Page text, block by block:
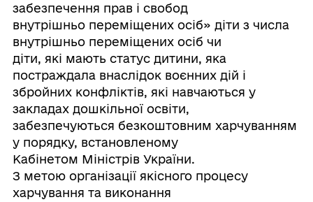
забезпечення прав і свобод
внутрішньо переміщених осіб» діти з числа
внутрішньо переміщених осіб чи
діти, які мають статус дитини, яка
постраждала внаслідок воєнних дій і
збройних конфліктів, які навчаються у
закладах дошкільної освіти,
забезпечуються безкоштовним харчуванням
у порядку, встановленому
Кабінетом Міністрів України.
З метою організації якісного процесу
харчування та виконання